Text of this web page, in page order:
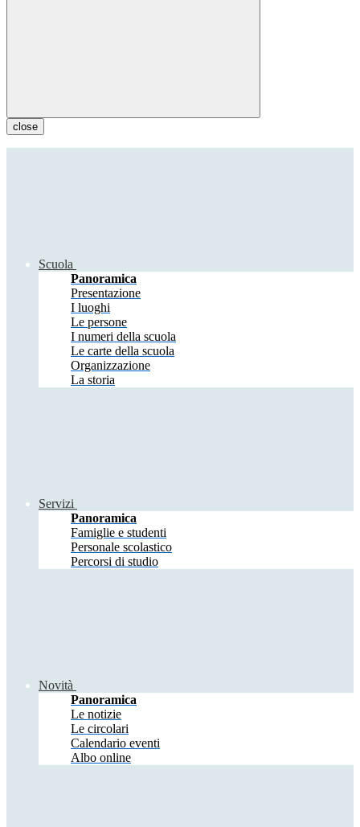
close
Scuola
Panoramica
Presentazione
I luoghi
Le persone
I numeri della scuola
Le carte della scuola
Organizzazione
La storia
Servizi
Panoramica
Famiglie e studenti
Personale scolastico
Percorsi di studio
Novità
Panoramica
Le notizie
Le circolari
Calendario eventi
Albo online